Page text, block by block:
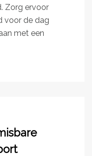
Zorg ervoor
voor de dag
met een